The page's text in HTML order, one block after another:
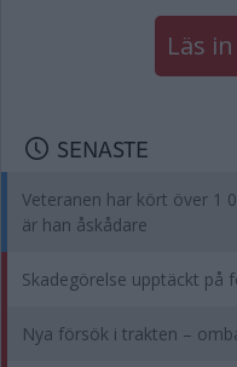
Läs
SENASTE
Veteranen har kört över 1
är han åskådare
Skadegörelse upptäckt på
Nya försök i trakten –